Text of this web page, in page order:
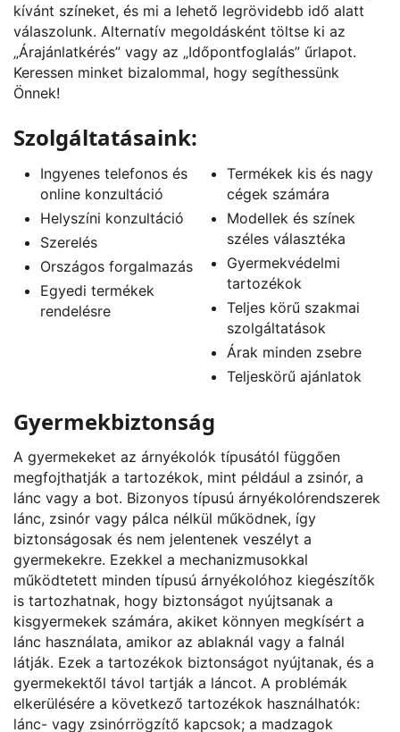
kívánt színeket, és mi a lehető legrövidebb idő alatt
válaszolunk. Alternatív megoldásként töltse ki az
„Árajánlatkérés” vagy az „Időpontfoglalás” űrlapot.
Keressen minket bizalommal, hogy segíthessünk
Önnek!
Szolgáltatásaink:
Ingyenes telefonos és
online konzultáció
Helyszíni konzultáció
Szerelés
Országos forgalmazás
Egyedi termékek
rendelésre
Termékek kis és nagy
cégek számára
Modellek és színek
széles választéka
Gyermekvédelmi
tartozékok
Teljes körű szakmai
szolgáltatások
Árak minden zsebre
Teljeskörű ajánlatok
Gyermekbiztonság
A gyermekeket az árnyékolók típusától függően
megfojthatják a tartozékok, mint például a zsinór, a
lánc vagy a bot. Bizonyos típusú árnyékolórendszerek
lánc, zsinór vagy pálca nélkül működnek, így
biztonságosak és nem jelentenek veszélyt a
gyermekekre. Ezekkel a mechanizmusokkal
működtetett minden típusú árnyékolóhoz kiegészítők
is tartozhatnak, hogy biztonságot nyújtsanak a
kisgyermekek számára, akiket könnyen megkísért a
lánc használata, amikor az ablaknál vagy a falnál
látják. Ezek a tartozékok biztonságot nyújtanak, és a
gyermekektől távol tartják a láncot. A problémák
elkerülésére a következő tartozékok használhatók:
lánc- vagy zsinórrögzítő kapcsok; a madzagok